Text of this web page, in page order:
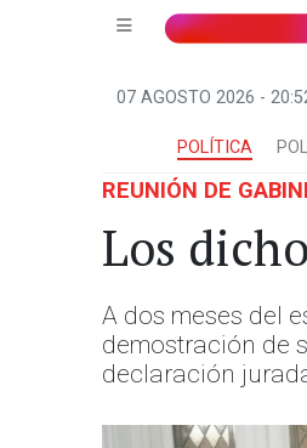
07 AGOSTO 2026 -
POLÍTICA
REUNIÓN DE
Los
A dos meses del
demostración de
declaración